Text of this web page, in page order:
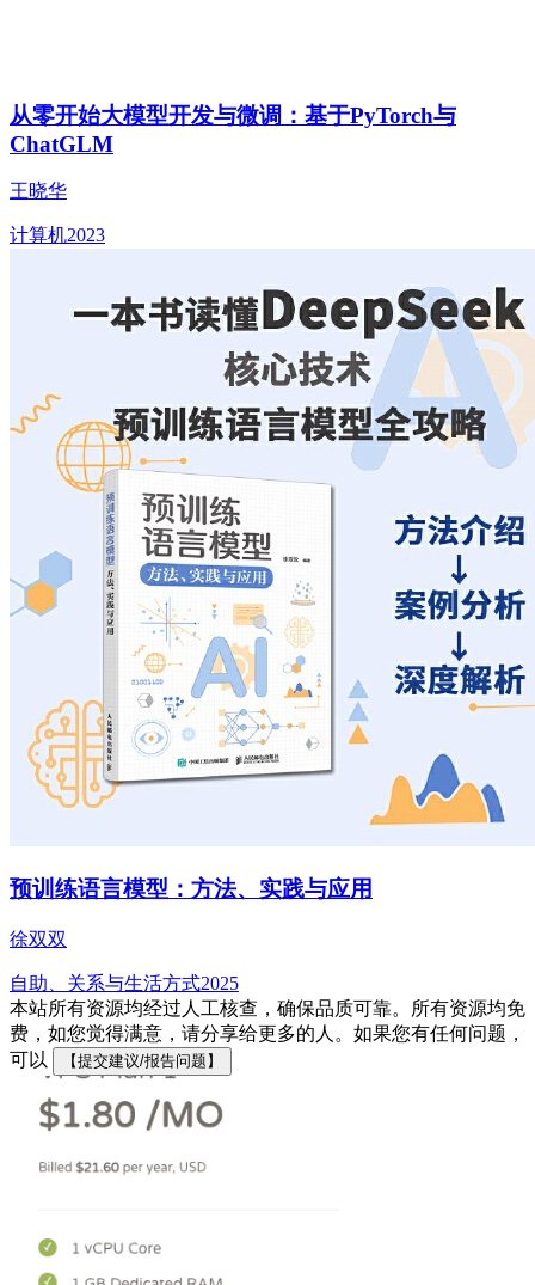
从零开始大模型开发与微调：基于PyTorch与
ChatGLM
王晓华
计算机2023
预训练语言模型：方法、实践与应用
徐双双
自助、关系与生活方式2025
本站所有资源均经过人工核查，确保品质可靠。所有资源均免
费，如您觉得满意，请分享给更多的人。如果您有任何问题，
可以
【提交建议/报告问题】